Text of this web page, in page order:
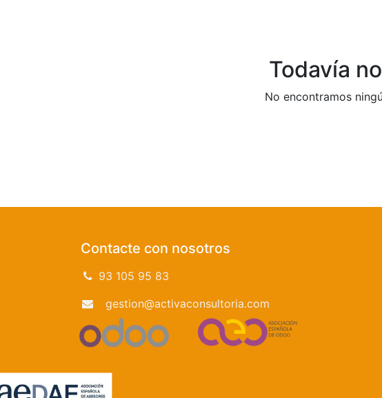
Todavía
No encontramos
Contacte con nosotros
93 105 95 83
gestion@activaconsultoria.com